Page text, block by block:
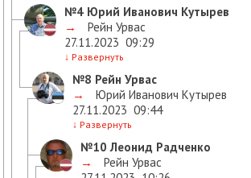
№4 Юрий Иванович Кутырев
→
Рейн Урвас
27.11.2023 09:29
↓ Развернуть
№8 Рейн Урвас
→
Юрий Иванович Кутырев
27.11.2023 09:44
↓ Развернуть
№10 Леонид Радченко
→
Рейн Урвас